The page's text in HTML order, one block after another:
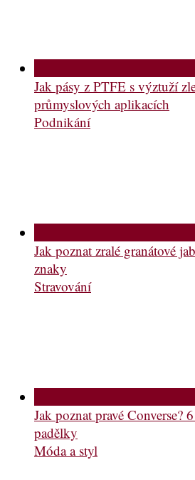
Jak pásy z PTFE s výztuží
průmyslových aplikacích
Podnikání
Jak poznat zralé granátové
znaky
Stravování
Jak poznat pravé Converse?
padělky
Móda a styl